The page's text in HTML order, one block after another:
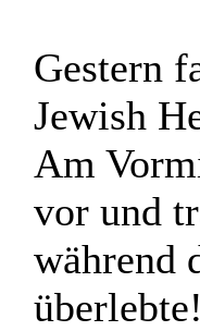
Gestern
Jewish
Am
vor und
während